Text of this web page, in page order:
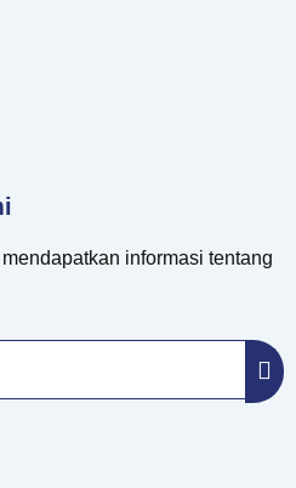
informasi tentang